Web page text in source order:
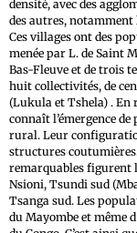
densité, avec des
des autres,
Ces villages ont des
menée par L. de Saint
Bas-Fleuve et de trois
huit collectivités, de
(Lukula et Tshela) . En
connaît l’émergence
rural. Leur
structures
remarquables figurent
Nsioni, Tsundi sud
Tsanga sud. Les
du Mayombe et même